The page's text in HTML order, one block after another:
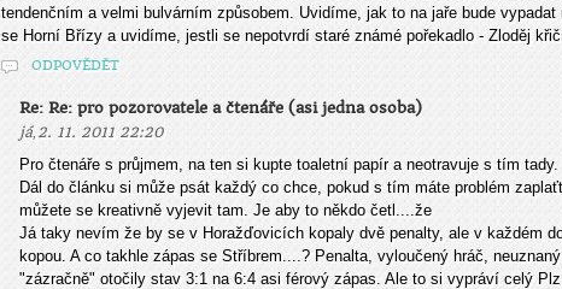
tendenčním a velmi bulvárním způsobem. Uvidíme, jak to na jaře bude
se Horní Břízy a uvidíme, jestli se nepotvrdí staré známé pořekadlo - Zloděj
ODPOVĚDĚT
Re: Re: pro pozorovatele a čtenáře (asi jedna osoba)
já, 2. 11. 2011 22:20
Pro čtenáře s průjmem, na ten si kupte toaletní papír a neotravuje s tím tady.
Dál do článku si může psát každý co chce, pokud s tím máte problém
můžete se kreativně vyjevit tam. Je aby to někdo četl....že
Já taky nevím že by se v Horažďovicích kopaly dvě penalty, ale v každém
kopou. A co takhle zápas se Stříbrem....? Penalta, vyloučený hráč,
"zázračně" otočily stav 3:1 na 6:4 asi férový zápas. Ale to si vypráví celý